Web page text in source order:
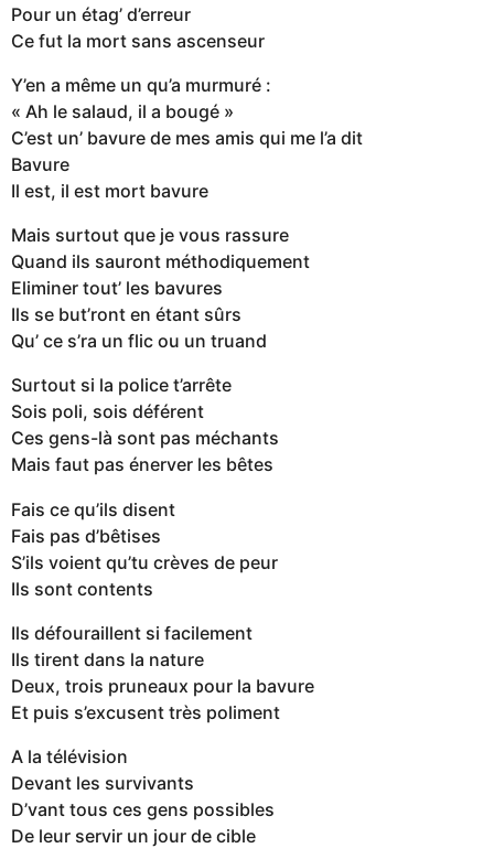
Pour un étag’ d’erreur
Ce fut la mort sans ascenseur
Y’en a même un qu’a murmuré :
« Ah le salaud, il a bougé »
C’est un’ bavure de mes amis qui me l’a dit
Bavure
Il est, il est mort bavure
Mais surtout que je vous rassure
Quand ils sauront méthodiquement
Eliminer tout’ les bavures
Ils se but’ront en étant sûrs
Qu’ ce s’ra un flic ou un truand
Surtout si la police t’arrête
Sois poli, sois déférent
Ces gens-là sont pas méchants
Mais faut pas énerver les bêtes
Fais ce qu’ils disent
Fais pas d’bêtises
S’ils voient qu’tu crèves de peur
Ils sont contents
Ils défouraillent si facilement
Ils tirent dans la nature
Deux, trois pruneaux pour la bavure
Et puis s’excusent très poliment
A la télévision
Devant les survivants
D’vant tous ces gens possibles
De leur servir un jour de cible